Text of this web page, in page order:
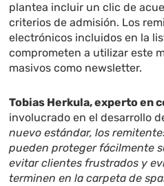
plantea incluir un clic de
criterios de admisión. Los
electrónicos incluidos en la
comprometen a utilizar este
masivos como newsletter.
Tobias Herkula, experto en
involucrado en el desarrollo
nuevo estándar, los
pueden proteger fácilmente
evitar clientes frustrados y
terminen en la carpeta de